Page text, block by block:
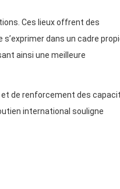
Ces lieux offrent des
dans un cadre
ainsi une meilleure
et de renforcement des
international souligne